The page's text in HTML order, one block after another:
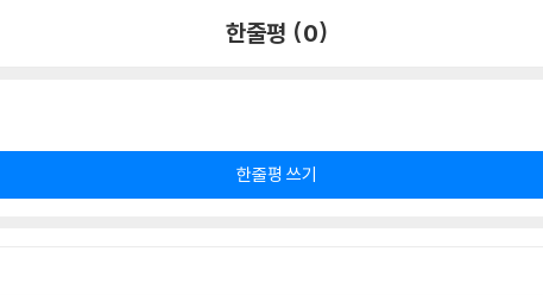
한줄평 (0)
한줄평 쓰기